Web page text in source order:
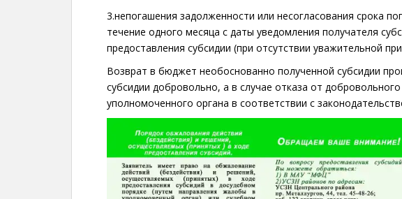
3.непогашения задолженности или несогласования срока
течение одного месяца с даты уведомления получателя
предоставления субсидии (при отсутствии уважительной
Возврат в бюджет необоснованно полученной субсидии
субсидии добровольно, а в случае отказа от
уполномоченного органа в соответствии с